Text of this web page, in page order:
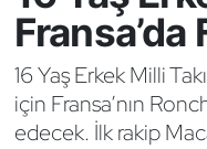
Fransa’da
16 Yaş Erkek Milli
için Fransa’nın
edecek. İlk rakip
Bisiklet
Bocce Bowling